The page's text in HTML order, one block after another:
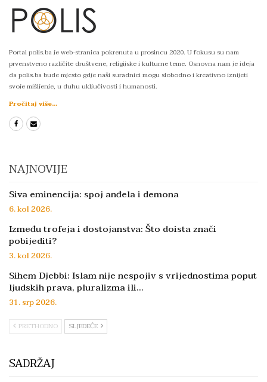
Portal polis.ba je web-stranica pokrenuta u prosincu 2020. U fokusu su nam
prvenstveno različite društvene, religijske i kulturne teme. Osnovna nam je ideja
da polis.ba bude mjesto gdje naši suradnici mogu slobodno i kreativno iznijeti
svoje mišljenje, u duhu uključivosti i humanosti.
Pročitaj više...
NAJNOVIJE
Siva eminencija: spoj anđela i demona
6. kol 2026.
Između trofeja i dostojanstva: Što doista znači
pobijediti?
3. kol 2026.
Sihem Djebbi: Islam nije nespojiv s vrijednostima poput
ljudskih prava, pluralizma ili…
31. srp 2026.
PRETHODNO SLJEDEĆE
SADRŽAJ